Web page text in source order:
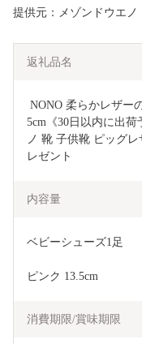
提供元：メゾンドウエノ
返礼品名
5cm《30日以内に出
ノ 靴 子供靴 ピッグ
レゼント
内容量
ベビーシューズ1足
ピンク 13.5cm
消費期限/賞味期限